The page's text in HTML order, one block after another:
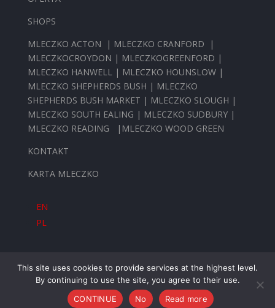
SHOPS
MLECZKO ACTON | MLECZKO CRANFORD |
MLECZKOCROYDON | MLECZKOGREENFORD |
MLECZKO HANWELL
| MLECZKO HOUNSLOW|
MLECZKO SHEPHERDS BUSH | MLECZKO
SHEPHERDS BUSH MARKET | MLECZKO SLOUGH |
MLECZKO SOUTH EALING | MLECZKO SUDBURY|
MLECZKO READING | MLECZKO WOOD GREEN
KONTAKT
KARTA MLECZKO
EN
PL
© Mleczko Delikatesy 2016 All rights reserved
This site uses cookies to provide services at the highest level.
By continuing to use the site, you agree to their use.
CONTINUE
No Read more